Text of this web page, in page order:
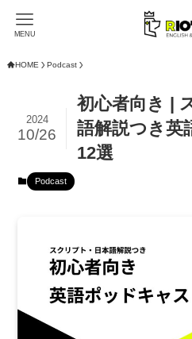
MENU
HOME Podcast
初心者向き |
語解説つき英
12選
2024
10/26
Podcast